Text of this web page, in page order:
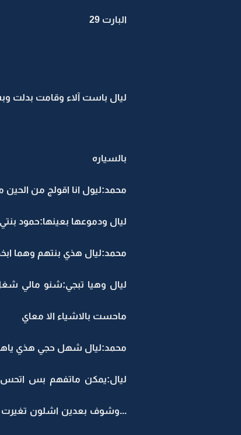
البارت 29
ليال باست آلاء وقامت بدلت
بالسياره
محمد:ليول انا اقولج من
ليال ودموعها بعينها:حمود
محمد:ليال هذي بنتهم وهما
ليال وهيا تبجي:شنو مالي
ماحست بالاشياء الا معاي
محمد:ليال شهل حجي هذي
ليال:يمكن ماتفهم بس اتحس
...وشوف بعدين اشلون تغيرت